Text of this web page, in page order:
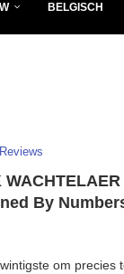
BELGISCH
Reviews
By
om precies